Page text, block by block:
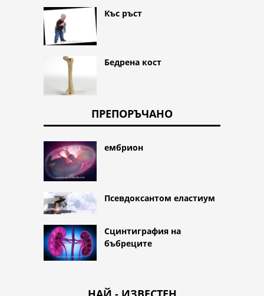
Къс ръст
Бедрена кост
ПРЕПОРЪЧАНО
ембрион
Псевдоксантом еластиум
Сцинтиграфия на
бъбреците